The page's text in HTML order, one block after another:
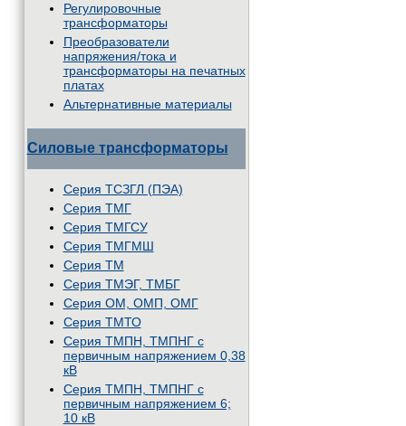
Регулировочные
трансформаторы
Преобразователи
напряжения/тока и
трансформаторы на печатных
платах
Альтернативные материалы
Силовые трансформаторы
Серия ТСЗГЛ (ПЭА)
Серия ТМГ
Серия ТМГСУ
Серия ТМГМШ
Серия ТМ
Серия ТМЭГ, ТМБГ
Серия ОМ, ОМП, ОМГ
Серия ТМТО
Серия ТМПН, ТМПНГ с
первичным напряжением 0,38
кВ
Серия ТМПН, ТМПНГ с
первичным напряжением 6;
10 кВ